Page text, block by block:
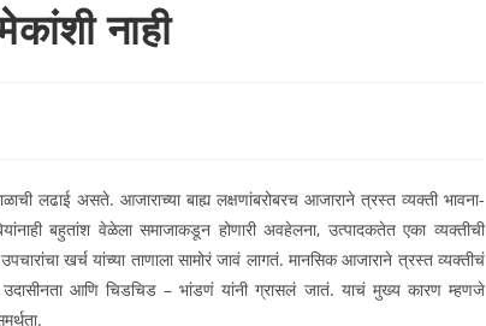
नाही
लढाई असते. आजाराच्या बाह्य लक्षणांबरोबरच आजाराने त्रस्त व्यक्ती भावना-
बहुतांश वेळेला समाजाकडून होणारी अवहेलना, उत्पादकतेत एका व्यक्तीची
खर्च यांच्या ताणाला सामोरं जावं लागतं. मानसिक आजाराने त्रस्त व्यक्तीचं
आणि चिडचिड – भांडणं यांनी ग्रासलं जातं. याचं मुख्य कारण म्हणजे